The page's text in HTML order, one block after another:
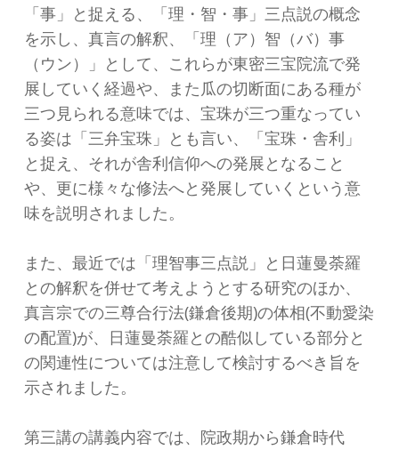
「事」と捉える、「理・智・事」三点説の概念
を示し、真言の解釈、「理（ア）智（バ）事
（ウン）」として、これらが東密三宝院流で発
展していく経過や、また瓜の切断面にある種が
三つ見られる意味では、宝珠が三つ重なってい
る姿は「三弁宝珠」とも言い、「宝珠・舎利」
と捉え、それが舎利信仰への発展となること
や、更に様々な修法へと発展していくという意
味を説明されました。
また、最近では「理智事三点説」と日蓮曼荼羅
との解釈を併せて考えようとする研究のほか、
真言宗での三尊合行法(鎌倉後期)の体相(不動愛染
の配置)が、日蓮曼荼羅との酷似している部分と
の関連性については注意して検討するべき旨を
示されました。
第三講の講義内容では、院政期から鎌倉時代